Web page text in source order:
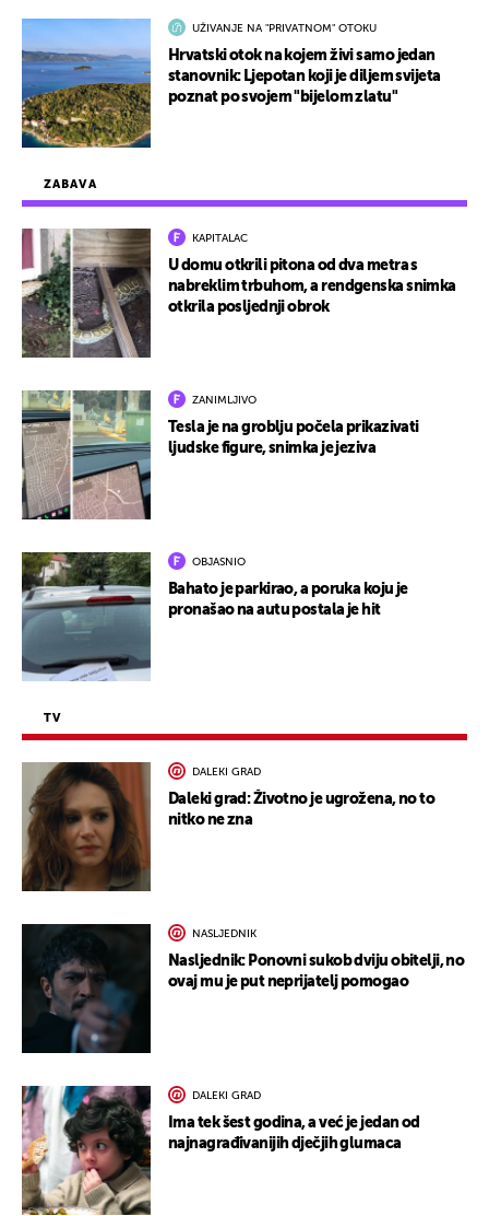
ZABAVA
KAPITALAC
U domu otkrili pitona od dva metra s
nabreklim trbuhom, a rendgenska snimka
otkrila posljednji obrok
ZANIMLJIVO
Tesla je na groblju počela prikazivati
ljudske figure, snimka je jeziva
OBJASNIO
Bahato je parkirao, a poruka koju je
pronašao na autu postala je hit
TV
DALEKI GRAD
Daleki grad: Životno je ugrožena, no to
nitko ne zna
NASLJEDNIK
Nasljednik: Ponovni sukob dviju obitelji, no
ovaj mu je put neprijatelj pomogao
DALEKI GRAD
Ima tek šest godina, a već je jedan od
najnagrađivanijih dječjih glumaca
UŽIVANJE NA "PRIVATNOM" OTOKU
Hrvatski otok na kojem živi samo jedan
stanovnik: Ljepotan koji je diljem svijeta
poznat po svojem "bijelom zlatu"